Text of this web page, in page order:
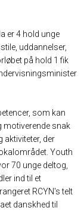
er 4 hold unge
uddannelser,
på hold 1 fik
som kan
motiverende snak
aktiviteter, der
Youth
70 unge deltog,
ind til et
RCYN's telt
danskhed til